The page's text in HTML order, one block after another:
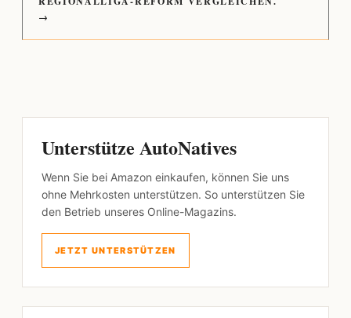
→
Unterstütze AutoNatives
Wenn Sie bei Amazon einkaufen, können Sie uns
ohne Mehrkosten unterstützen. So unterstützen Sie
den Betrieb unseres Online-Magazins.
JETZT UNTERSTÜTZEN